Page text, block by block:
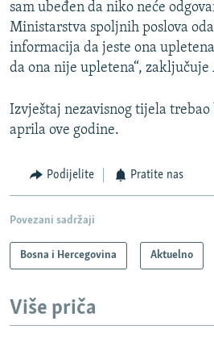
sam ubeđen da niko neće
Ministarstva spoljnih poslova
informacija da jeste ona
da ona nije upletena“, zaključuje
Izvještaj nezavisnog tijela trebao
aprila ove godine.
Podijelite Pratite nas
Povezani sadržaji
Bosna i Hercegovina Aktuelno
Više priča